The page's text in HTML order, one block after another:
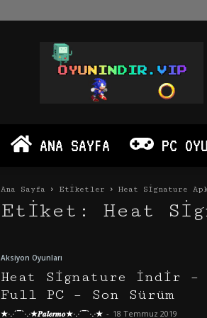
Oyun
İndir
PC
Android
Apk
ANA SAYFA PC
Ana Sayfa Etiketler Heat Signature
Etiket: Heat
Aksiyon Oyunları
Heat Signature İndir –
Full PC – Son Sürüm
★·.·´¯`·.·★𝑷𝒂𝒍𝒆𝒓𝒎𝒐★·.·´¯`·.·★ - 18 Temmuz 2019